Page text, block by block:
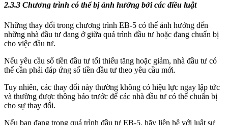
2.3.3 Chương trình có thể bị ảnh hưởng bởi các điều luật
Những thay đổi trong chương trình EB-5 có thể ảnh hưởng đến
những nhà đầu tư đang ở giữa quá trình đầu tư hoặc đang chuẩn bị
cho việc đầu tư.
Nếu yêu cầu số tiền đầu tư tối thiểu tăng hoặc giảm, nhà đầu tư có
thể cần phải đáp ứng số tiền đầu tư theo yêu cầu mới.
Tuy nhiên, các thay đổi này thường không có hiệu lực ngay lập tức
và thường được thông báo trước để các nhà đầu tư có thể chuẩn bị
cho sự thay đổi.
Nếu bạn đang trong quá trình đầu tư EB-5, hãy liên hệ với luật sư